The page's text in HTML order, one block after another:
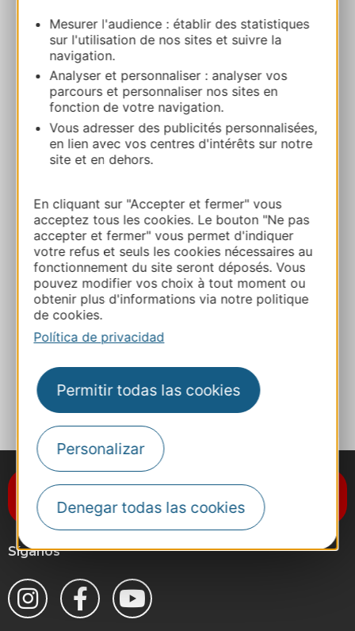
Mesurer l'audience : établir des statistiques
sur l'utilisation de nos sites et suivre la
navigation.
Analyser et personnaliser : analyser vos
parcours et personnaliser nos sites en
fonction de votre navigation.
Vous adresser des publicités personnalisées,
en lien avec vos centres d'intérêts sur notre
site et en dehors.
En cliquant sur "Accepter et fermer" vous
acceptez tous les cookies. Le bouton "Ne pas
accepter et fermer" vous permet d'indiquer
votre refus et seuls les cookies nécessaires au
fonctionnement du site seront déposés. Vous
pouvez modifier vos choix à tout moment ou
obtenir plus d'informations via notre politique
de cookies.
Política de privacidad
Permitir todas las cookies
Personalizar
Denegar todas las cookies
RESERVA
Entre Vigne et Garrigue
600 chemin des Falaises600 Route de Saint
Bruno 30131 PUJAUT
04 90 95 20 29
E-mail
Sitio web
A MIS FAVORITOS
Suscríbase al boletín de noticias
Destination Occitanie
Síganos